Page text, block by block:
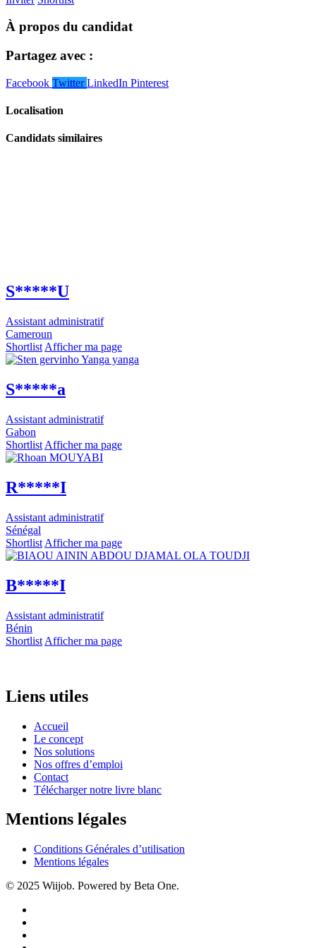
À propos du candidat
Partagez avec :
Facebook TwitterLinkedIn Pinterest
Localisation
Candidats similaires
S*****U
Assistant administratif
Cameroun
Shortlist Afficher ma page
S*****a
Assistant administratif
Gabon
Shortlist Afficher ma page
R*****I
Assistant administratif
Sénégal
Shortlist Afficher ma page
B*****I
Assistant administratif
Bénin
Shortlist Afficher ma page
Liens utiles
Accueil
Le concept
Nos solutions
Nos offres d’emploi
Contact
Télécharger notre livre blanc
Mentions légales
Conditions Générales d’utilisation
Mentions légales
© 2025 Wiijob. Powered by Beta One.